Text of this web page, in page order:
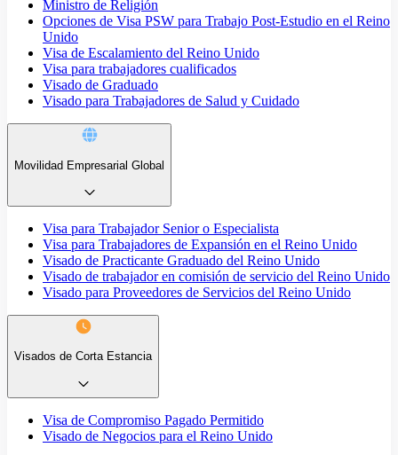
Ministro de Religión
Opciones de Visa PSW para Trabajo Post-Estudio en el Reino
Unido
Visa de Escalamiento del Reino Unido
Visa para trabajadores cualificados
Visado de Graduado
Visado para Trabajadores de Salud y Cuidado
Movilidad Empresarial Global
Visa para Trabajador Senior o Especialista
Visa para Trabajadores de Expansión en el Reino Unido
Visado de Practicante Graduado del Reino Unido
Visado de trabajador en comisión de servicio del Reino Unido
Visado para Proveedores de Servicios del Reino Unido
Visados de Corta Estancia
Visa de Compromiso Pagado Permitido
Visado de Negocios para el Reino Unido